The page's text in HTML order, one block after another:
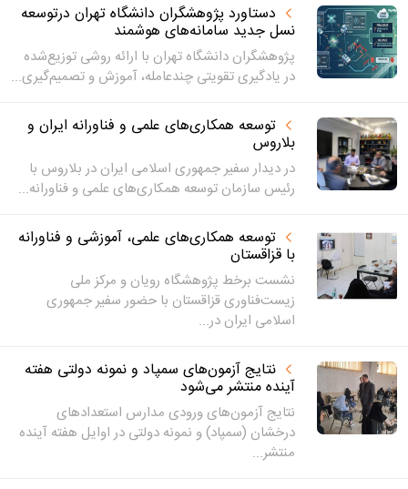
دستاورد پژوهشگران دانشگاه تهران درتوسعه
نسل جدید سامانه‌های هوشمند
پژوهشگران دانشگاه تهران با ارائه روشی توزیع‌شده
در یادگیری تقویتی چندعامله، آموزش و تصمیم‌گیری...
توسعه همکاری‌های علمی و فناورانه ایران و
بلاروس
در دیدار سفیر جمهوری اسلامی ایران در بلاروس با
رئیس سازمان توسعه همکاری‌های علمی و فناورانه...
توسعه همکاری‌های علمی، آموزشی و فناورانه
با قزاقستان
نشست برخط پژوهشگاه رویان و مرکز ملی
زیست‌فناوری قزاقستان با حضور سفیر جمهوری
اسلامی ایران در...
نتایج آزمون‌های سمپاد و نمونه دولتی هفته
آینده منتشر می‌شود
نتایج آزمون‌های ورودی مدارس استعدادهای
درخشان (سمپاد) و نمونه دولتی در اوایل هفته آینده
منتشر...